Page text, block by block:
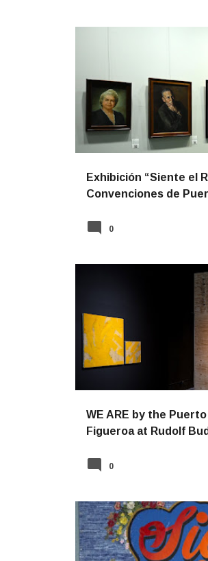
Exhibición “Siente el
Convenciones de
0
WE ARE by the
Figueroa at Rudolf
0
NOTICIAS